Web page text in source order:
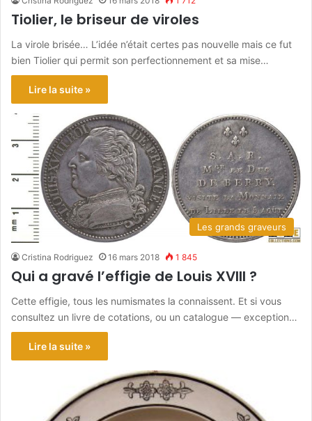
Tiolier, le briseur de viroles
La virole brisée… L’idée n’était certes pas nouvelle mais ce fut
bien Tiolier qui permit son perfectionnement et sa mise…
Lire la suite »
Les grands graveurs
Cristina Rodriguez 16 mars 2018 1 845
Qui a gravé l’effigie de Louis XVIII ?
Cette effigie, tous les numismates la connaissent. Et si vous
consultez un livre de cotations, ou un catalogue — exception…
Lire la suite »